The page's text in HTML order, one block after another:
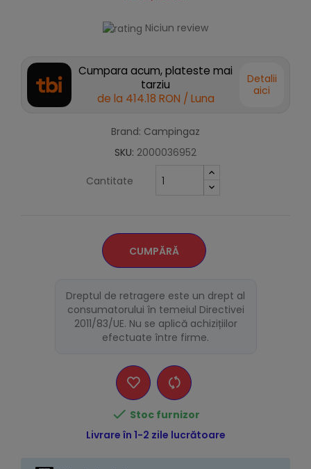
Niciun review
Cumpara acum, plateste mai
tarziu
de la 414.18 RON / Luna
Detalii
aici
Brand: Campingaz
SKU: 2000036952
Cantitate
CUMPĂRĂ
Dreptul de retragere este un drept al
consumatorului în temeiul Directivei
2011/83/UE. Nu se aplică achizițiilor
efectuate între firme.
 Stoc furnizor
Livrare în 1-2 zile lucrătoare